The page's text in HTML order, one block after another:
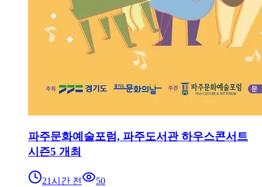
파주문화예술포럼, 파주도서관 하우스콘서트
시즌5 개최
21시간 전
50